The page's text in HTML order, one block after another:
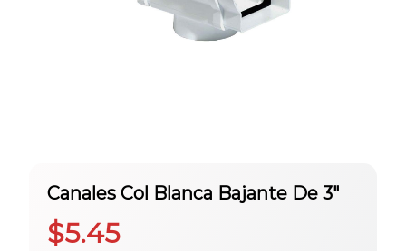
Canales Col Blanca Bajante De 3″
$5.45